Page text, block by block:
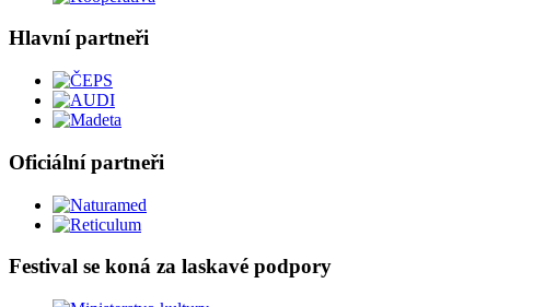
Hlavní partneři
Oficiální partneři
Festival se koná za laskavé podpory